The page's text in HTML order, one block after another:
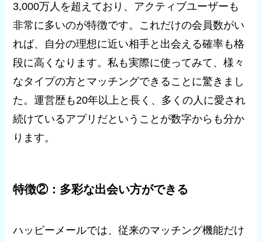
3,000万人を超えており、アクティブユーザーも
非常に多いのが特徴です。これだけの会員数がい
れば、自分の理想に近い相手と出会える確率も格
段に高くなります。私も実際に使ってみて、様々
なタイプの方とマッチングできることに驚きまし
た。運営歴も20年以上と長く、多くの人に愛され
続けているアプリだということが数字からも分か
ります。
特徴②：多彩な出会い方ができる
ハッピーメールでは、従来のマッチング機能だけ